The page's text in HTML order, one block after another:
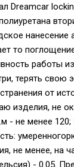
Dreamcar
то
работы
терять свою
от
изделия, не
- не менее
не менее, на
- 0.05.